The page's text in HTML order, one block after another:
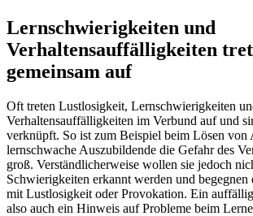
Lernschwierigkeiten und
Verhaltensauffälligkeiten
gemeinsam auf
Oft treten Lustlosigkeit, Lernschwierigkeiten
Verhaltensauffälligkeiten im Verbund auf und
verknüpft. So ist zum Beispiel beim Lösen von
lernschwache Auszubildende die Gefahr des
groß. Verständlicherweise wollen sie jedoch
Schwierigkeiten erkannt werden und begegnen
mit Lustlosigkeit oder Provokation. Ein
also auch ein Hinweis auf Probleme beim